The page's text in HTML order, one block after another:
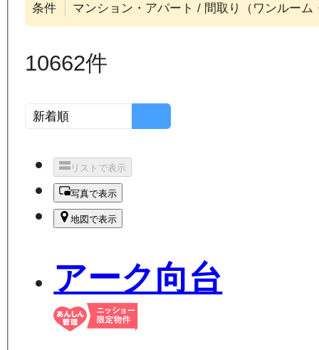
条件 マンション・アパート / 間取り（ワンルーム
10662件
リストで表示
写真で表示
地図で表示
アーク向台